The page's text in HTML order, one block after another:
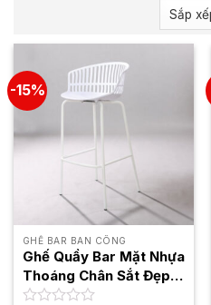
-15%
GHẾ BAR BAN CÔNG
Ghế Quầy Bar Mặt Nhựa
Thoáng Chân Sắt Đẹp
Hiện Đại 3031A